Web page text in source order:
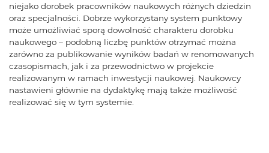
niejako dorobek pracowników naukowych różnych dziedzin
oraz specjalności. Dobrze wykorzystany system punktowy
może umożliwiać sporą dowolność charakteru dorobku
naukowego – podobną liczbę punktów otrzymać można
zarówno za publikowanie wyników badań w renomowanych
czasopismach, jak i za przewodnictwo w projekcie
realizowanym w ramach inwestycji naukowej. Naukowcy
nastawieni głównie na dydaktykę mają także możliwość
realizować się w tym systemie.